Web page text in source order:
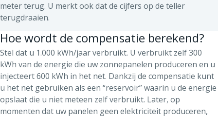
meter terug. U merkt ook dat de cijfers op de teller
terugdraaien.
Hoe wordt de compensatie berekend?
Stel dat u 1.000 kWh/jaar verbruikt. U verbruikt zelf 300
kWh van de energie die uw zonnepanelen produceren en u
injecteert 600 kWh in het net. Dankzij de compensatie kunt
u het net gebruiken als een “reservoir” waarin u de energie
opslaat die u niet meteen zelf verbruikt. Later, op
momenten dat uw panelen geen elektriciteit produceren,